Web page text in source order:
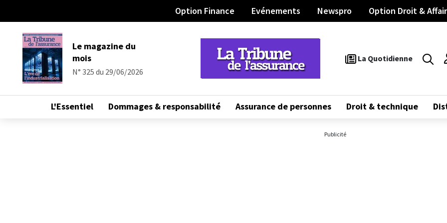
Option Finance Evénements Newspro Option Droit &
Le magazine du
mois
N° 325 du 29/06/2026
La Quotidienne
L'Essentiel Dommages & responsabilité Assurance de personnes Droit & technique